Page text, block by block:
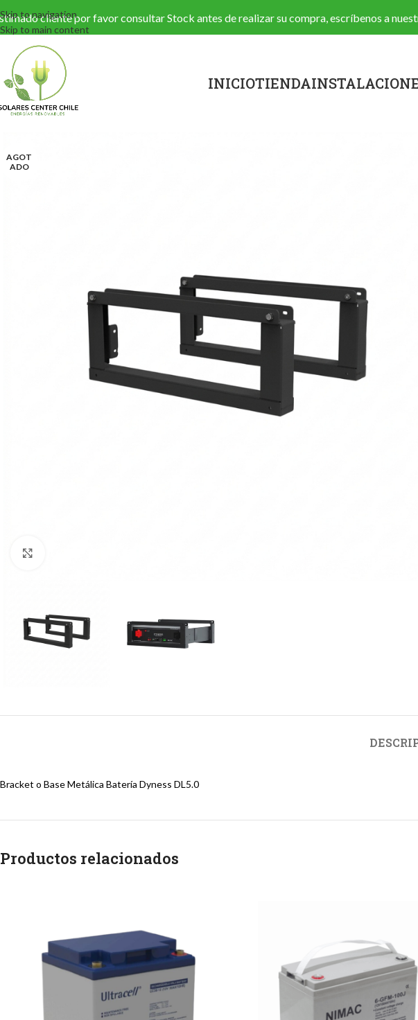
Skip to navigation
Skip to main content
cliente por favor consultar Stock antes de realizar su compra, escríbenos a
INICIOTIENDA
AGOT
ADO
Bracket o Base Metálica Batería Dyness DL5.0
Productos relacionados